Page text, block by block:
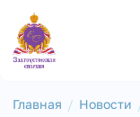
Главная Новости